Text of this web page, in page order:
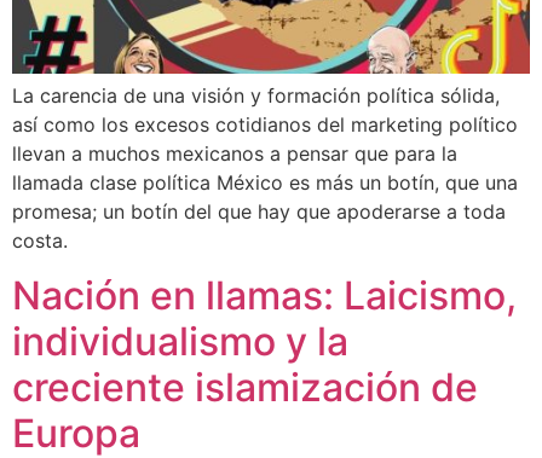
La carencia de una visión y formación política sólida,
así como los excesos cotidianos del marketing político
llevan a muchos mexicanos a pensar que para la
llamada clase política México es más un botín, que una
promesa; un botín del que hay que apoderarse a toda
costa.
Nación en llamas: Laicismo,
individualismo y la
creciente islamización de
Europa